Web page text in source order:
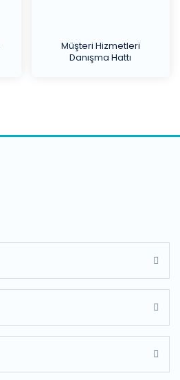
Müşteri Hizmetleri
Danışma Hattı